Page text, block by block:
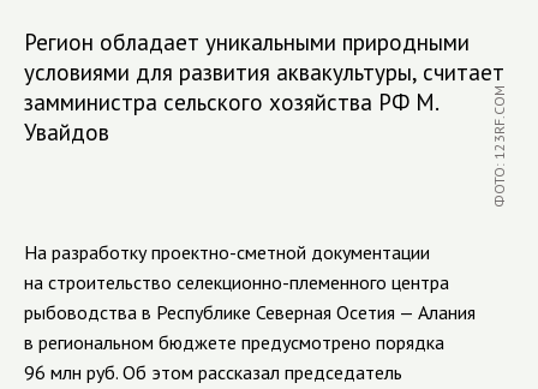
Регион обладает уникальными природными
условиями для развития аквакультуры, считает
замминистра сельского хозяйства РФ М.
Увайдов
ФОТО: 123RF.COM
На разработку проектно-сметной документации
на строительство селекционно-племенного центра
рыбоводства в Республике Северная Осетия — Алания
в региональном бюджете предусмотрено порядка
96 млн руб. Об этом рассказал председатель